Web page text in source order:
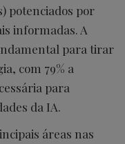
potenciados por
informadas. A
para tirar
com 79% a
para
da IA.
áreas nas